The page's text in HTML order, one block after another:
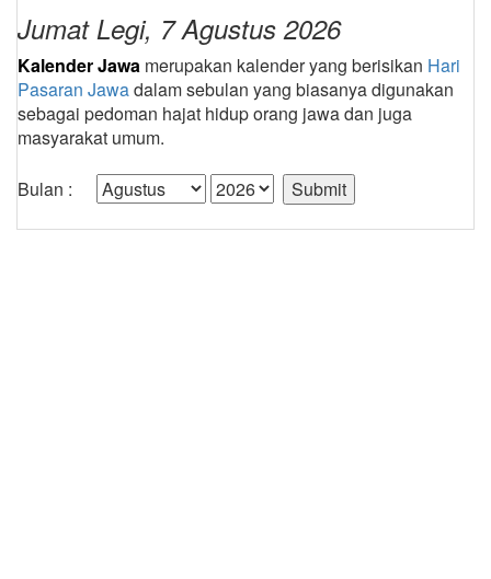
Jumat Legi, 7 Agustus 2026
Kalender Jawa merupakan kalender yang berisikan Hari
Pasaran Jawadalam sebulan yang biasanya digunakan
sebagai pedoman hajat hidup orang jawa dan juga
masyarakat umum.
Bulan :